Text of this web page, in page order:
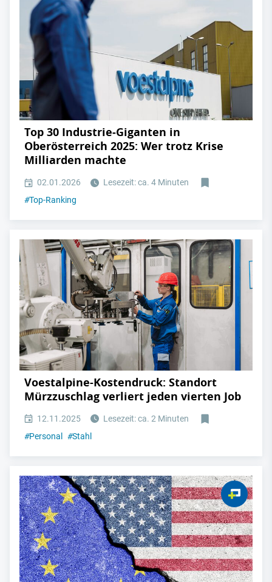
Top 30 Industrie‑Giganten in
Oberösterreich 2025: Wer trotz Krise
Milliarden machte
02.01.2026
Lesezeit: ca. 4 Minuten
#Top-Ranking
Voestalpine-Kostendruck: Standort
Mürzzuschlag verliert jeden vierten Job
12.11.2025
Lesezeit: ca. 2 Minuten
#Personal #Stahl